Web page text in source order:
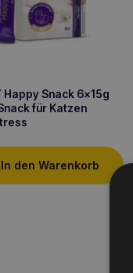
Happy Snack 6x15g
für Katzen
In den Warenkorb